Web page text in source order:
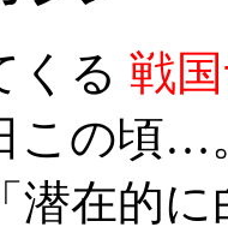
くる 戦
この頃…
潜在的